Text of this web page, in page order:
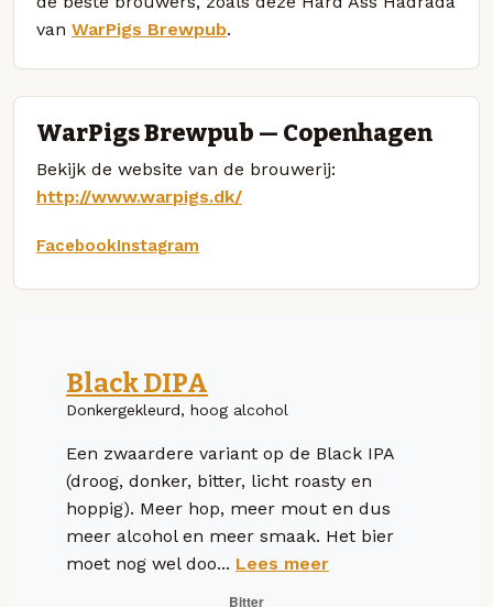
van WarPigs Brewpub.
WarPigs Brewpub — Copenhagen
Bekijk de website van de brouwerij:
http://www.warpigs.dk/
FacebookInstagram
Black DIPA
Donkergekleurd, hoog alcohol
Een zwaardere variant op de Black IPA
(droog, donker, bitter, licht roasty en
hoppig). Meer hop, meer mout en dus
meer alcohol en meer smaak. Het bier
moet nog wel doo... Lees meer